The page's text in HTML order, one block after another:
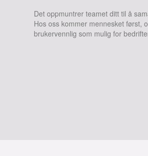
Det oppmuntrer teamet ditt til å
Hos oss kommer mennesket først,
brukervennlig som mulig for